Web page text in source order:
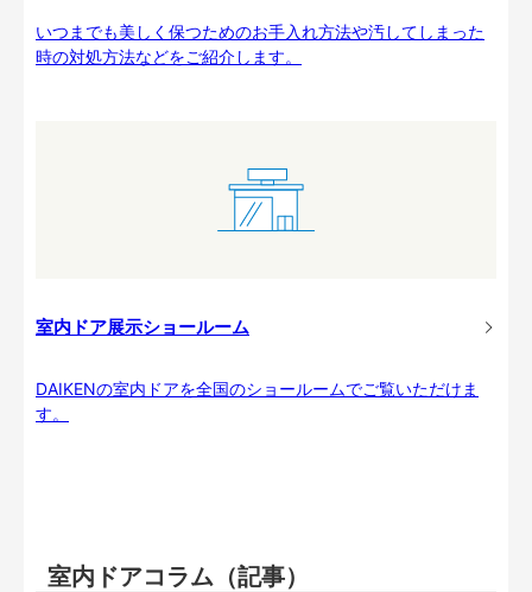
いつまでも美しく保つためのお手入れ方法や汚してしまった
時の対処方法などをご紹介します。
室内ドア展示ショールーム
DAIKENの室内ドアを全国のショールームでご覧いただけま
す。
室内ドアコラム（記事）